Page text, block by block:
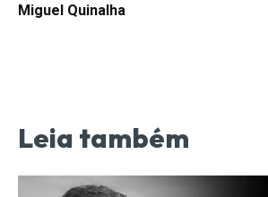
Miguel Quinalha
Leia também